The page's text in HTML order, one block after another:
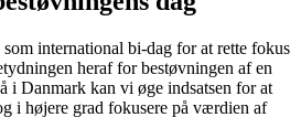
international bi-dag for at rette fokus
heraf for bestøvningen af en
i Danmark kan vi øge indsatsen for at
i højere grad fokusere på værdien af